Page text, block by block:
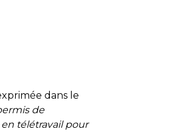
dans le
de
télétravail pour